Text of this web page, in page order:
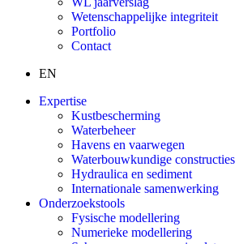
Wetenschappelijke integriteit
Portfolio
Contact
EN
Expertise
Kustbescherming
Waterbeheer
Havens en vaarwegen
Waterbouwkundige constructies
Hydraulica en sediment
Internationale samenwerking
Onderzoekstools
Fysische modellering
Numerieke modellering